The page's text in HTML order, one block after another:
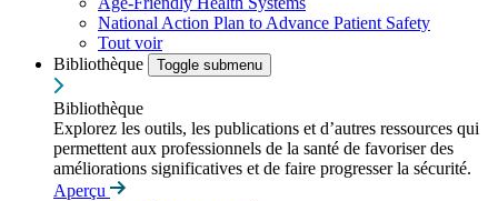
National Action Plan to Advance Patient Safety
Tout voir
Bibliothèque
Toggle submenu
Bibliothèque
Explorez les outils, les publications et d’autres ressources qui
permettent aux professionnels de la santé de favoriser des
améliorations significatives et de faire progresser la sécurité.
Aperçu